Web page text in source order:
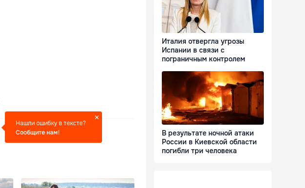
Нашли ошибку в тексте?
Сообщите нам!
Италия отвергла угрозы
Испании в связи с
пограничным контролем
В результате ночной атаки
России в Киевской области
погибли три человека